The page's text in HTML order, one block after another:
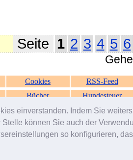
einverstanden. Indem Sie
können Sie auch der
so konfigurieren,
Seite 1 2 3 4 5 6
Cookies RSS-Feed
Bücher Hundesteuer
generiert in 0.10 Sek.
© 2000-2026 by
ZERGportal